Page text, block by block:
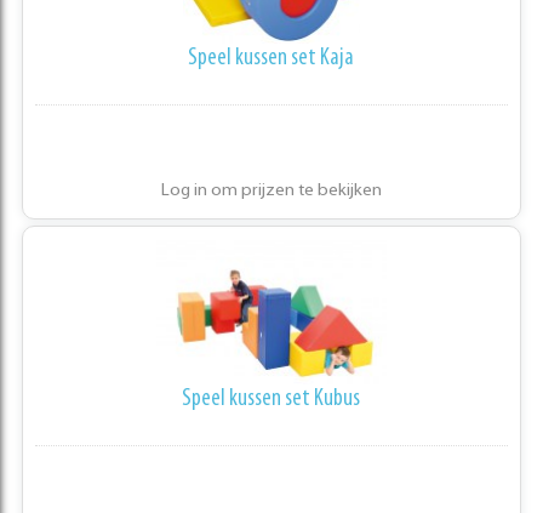
Speel kussen set Kaja
Log in om prijzen te bekijken
Speel kussen set Kubus